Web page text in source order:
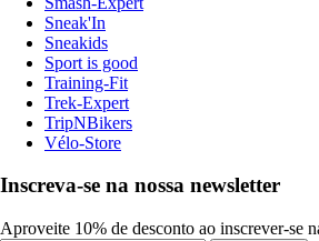
Sneak'In
Sneakids
Sport is good
Training-Fit
Trek-Expert
TripNBikers
Vélo-Store
Inscreva-se na nossa newsletter
Aproveite 10% de desconto ao inscrever-se